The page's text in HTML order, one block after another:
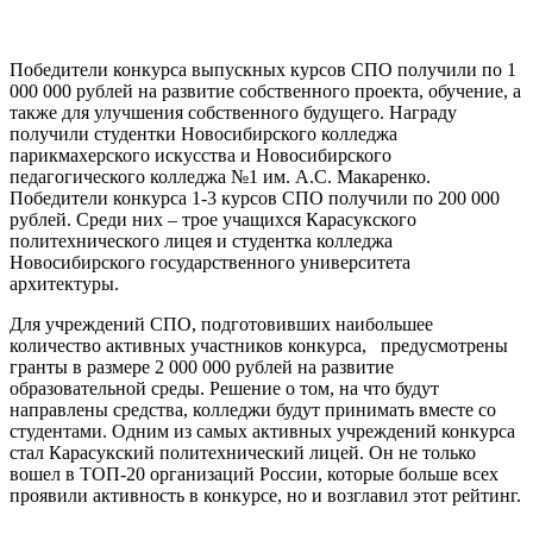
Победители конкурса выпускных курсов СПО получили по 1
000 000 рублей на развитие собственного проекта, обучение, а
также для улучшения собственного будущего. Награду
получили студентки Новосибирского колледжа
парикмахерского искусства и Новосибирского
педагогического колледжа №1 им. А.С. Макаренко.
Победители конкурса 1-3 курсов СПО получили по 200 000
рублей. Среди них – трое учащихся Карасукского
политехнического лицея и студентка колледжа
Новосибирского государственного университета
архитектуры.
Для учреждений СПО, подготовивших наибольшее
количество активных участников конкурса, предусмотрены
гранты в размере 2 000 000 рублей на развитие
образовательной среды. Решение о том, на что будут
направлены средства, колледжи будут принимать вместе со
студентами. Одним из самых активных учреждений конкурса
стал Карасукский политехнический лицей. Он не только
вошел в ТОП-20 организаций России, которые больше всех
проявили активность в конкурсе, но и возглавил этот рейтинг.